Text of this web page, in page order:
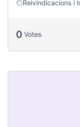
Reivindicacions i
0 Votes